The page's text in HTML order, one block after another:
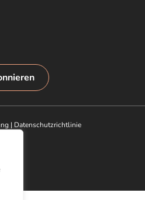
| Datenschutzrichtlinie